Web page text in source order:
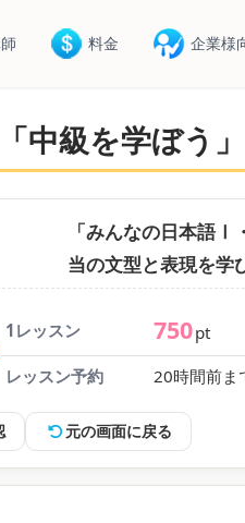
料金 企業様
中級を学ぼう
「みんなの日本語
当の文型と表現を学
1レッスン 750pt
レッスン予約
20時間前ま
元の画面に戻る